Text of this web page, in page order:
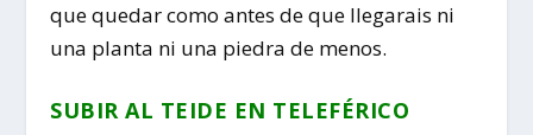
que quedar como antes de que llegarais ni
una planta ni una piedra de menos.
SUBIR AL TEIDE EN TELEFÉRICO